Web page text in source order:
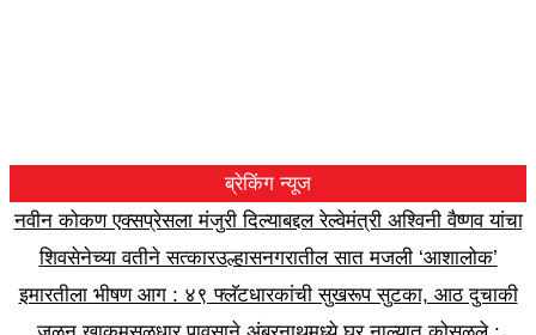
ब्रेकिंग न्यूज
नवीन कोकण एक्सप्रेसला मंजुरी दिल्याबद्दल रेल्वेमंत्री अश्विनी वैष्णव यांचा
शिवसेनेच्या वतीने सत्कारउल्हासनगरातील सात मजली ‘आशालोक’
इमारतीला भीषण आग : ४९ फ्लॅटधारकांची सुखरूप सुटका, आठ दुचाकी